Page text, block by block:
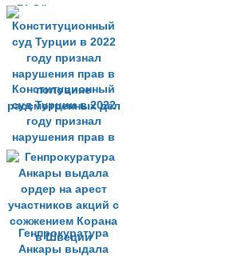
BirGün в связи с
«дезинформацией»
Конституционный
суд Турции в 2022
году признал
нарушения прав в
половине
рассмотренных дел
Генпрокуратура
Анкары выдала